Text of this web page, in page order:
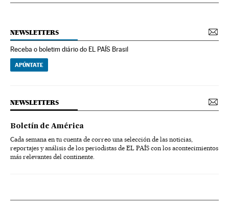
NEWSLETTERS
Receba o boletim diário do EL PAÍS Brasil
APÚNTATE
NEWSLETTERS
Boletín de América
Cada semana en tu cuenta de correo una selección de las noticias,
reportajes y análisis de los periodistas de EL PAÍS con los acontecimientos
más relevantes del continente.